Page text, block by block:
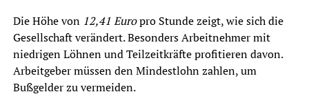
Die Höhe von 12,41 Europro Stunde zeigt, wie sich die
Gesellschaft verändert. Besonders Arbeitnehmer mit
niedrigen Löhnen und Teilzeitkräfte profitieren davon.
Arbeitgeber müssen den Mindestlohn zahlen, um
Bußgelder zu vermeiden.